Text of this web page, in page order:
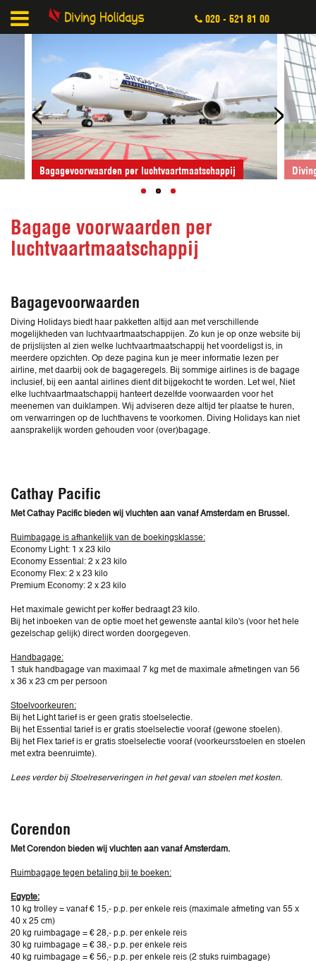
020 - 521 81 00
Bagagevoorwaarden per luchtvaartmaatschappij
< >
Bagage voorwaarden per
luchtvaartmaatschappij
Bagagevoorwaarden
Diving Holidays biedt haar pakketten altijd aan met verschillende
mogelijkheden van luchtvaartmaatschappijen. Zo kun je op onze website bij
de prijslijsten al zien welke luchtvaartmaatschappij het voordeligst is, in
meerdere opzichten. Op deze pagina kun je meer informatie lezen per
airline, met daarbij ook de bagageregels. Bij sommige airlines is de bagage
inclusief, bij een aantal airlines dient dit bijgekocht te worden. Let wel, Niet
elke luchtvaartmaatschappij hanteert dezelfde voorwaarden voor het
meenemen van duiklampen. Wij adviseren deze altijd ter plaatse te huren,
om verwarringen op de luchthavens te voorkomen. Diving Holidays kan niet
aansprakelijk worden gehouden voor (over)bagage.
Cathay Pacific
Met Cathay Pacific bieden wij vluchten aan vanaf Amsterdam en Brussel.
Ruimbagage is afhankelijk van de boekingsklasse:
Economy Light: 1 x 23 kilo
Economy Essential: 2 x 23 kilo
Economy Flex: 2 x 23 kilo
Premium Economy: 2 x 23 kilo
Het maximale gewicht per koffer bedraagt 23 kilo.
Bij het inboeken van de optie moet het gewenste aantal kilo's (voor het hele
gezelschap gelijk) direct worden doorgegeven.
Handbagage:
1 stuk handbagage van maximaal 7 kg met de maximale afmetingen van 56
x 36 x 23 cm per persoon
Stoelvoorkeuren:
Bij het Light tarief is er geen gratis stoelselectie.
Bij het Essential tarief is er gratis stoelselectie vooraf (gewone stoelen).
Bij het Flex tarief is er gratis stoelselectie vooraf (voorkeursstoelen en stoelen
met extra beenruimte).
Lees verder bij Stoelreserveringen in het geval van stoelen met kosten.
Corendon
Met Corendon bieden wij vluchten aan vanaf Amsterdam.
Ruimbagage tegen betaling bij te boeken:
Egypte:
10 kg trolley = vanaf € 15,- p.p. per enkele reis (maximale afmeting van 55 x
40 x 25 cm)
20 kg ruimbagage = € 28,- p.p. per enkele reis
30 kg ruimbagage = € 38,- p.p. per enkele reis
40 kg ruimbagage = € 56,- p.p. per enkele reis (2 stuks ruimbagage)